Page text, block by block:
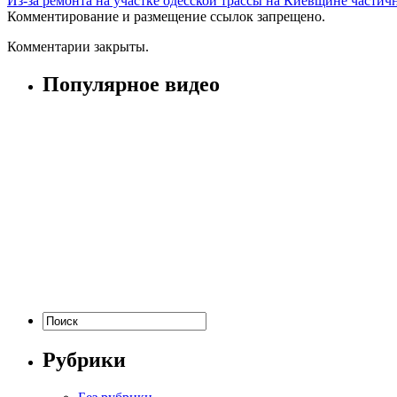
Комментирование и размещение ссылок запрещено.
Комментарии закрыты.
Популярное видео
Рубрики